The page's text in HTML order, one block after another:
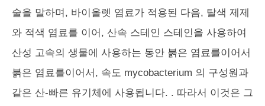
술을 말하며, 바이올렛 염료가 적용된 다음, 탈색 제제
와 적색 염료를 이어, 산속 스테인 스테인을 사용하여
산성 고속의 생물에 사용하는 동안 붉은 염료를이어서
붉은 염료를이어서, 속도 mycobacterium 의 구성원과
같은 산-빠른 유기체에 사용됩니다. . 따라서 이것은 그